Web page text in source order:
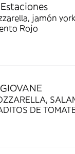
jamón
Rojo
DE